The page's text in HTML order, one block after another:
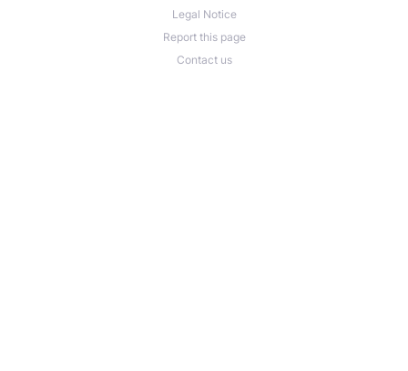
Legal Notice
Report this page
Contact us